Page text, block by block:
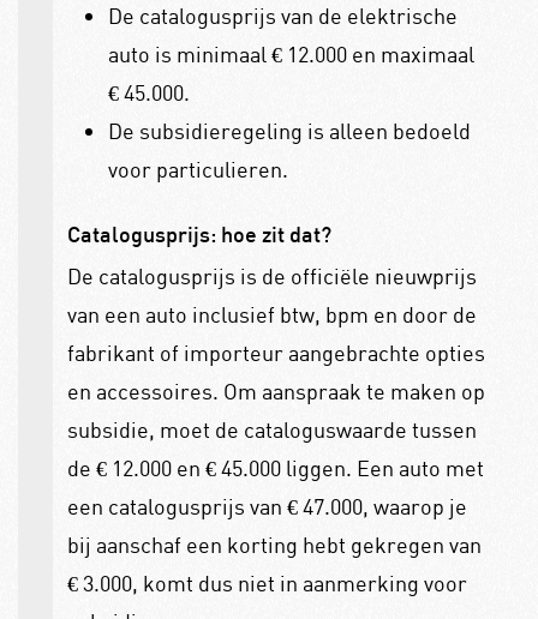
De catalogusprijs van de elektrische
auto is minimaal € 12.000 en maximaal
€ 45.000.
De subsidieregeling is alleen bedoeld
voor particulieren.
Catalogusprijs: hoe zit dat?
De catalogusprijs is de officiële nieuwprijs
van een auto inclusief btw, bpm en door de
fabrikant of importeur aangebrachte opties
en accessoires. Om aanspraak te maken op
subsidie, moet de cataloguswaarde tussen
de € 12.000 en € 45.000 liggen. Een auto met
een catalogusprijs van € 47.000, waarop je
bij aanschaf een korting hebt gekregen van
€ 3.000, komt dus niet in aanmerking voor